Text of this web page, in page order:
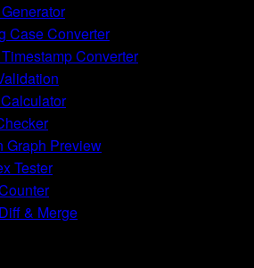
Case Converter
Converter
Graph Preview
Tester
& Merge